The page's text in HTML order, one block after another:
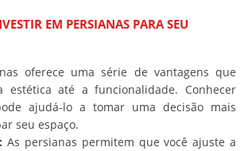
EM PERSIANAS PARA SEU
oferece uma série de vantagens que
estética até a funcionalidade. Conhecer
ajudá-lo a tomar uma decisão mais
seu espaço.
As persianas permitem que você ajuste a